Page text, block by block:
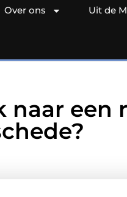
Over ons Uit de
naar een